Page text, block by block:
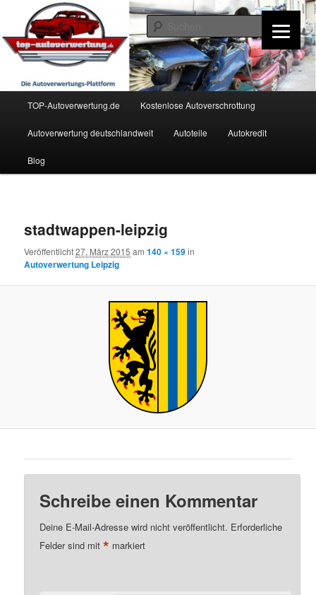
wechseln
TOP-Autoverwertung.de
TOP-Autoverwertung.de Kostenlose Autoverschrottung
Autoverwertung deutschlandweit Autoteile Autokredit
Blog
stadtwappen-leipzig
Veröffentlicht27. März 2015 am140 × 159in
Autoverwertung Leipzig
Schreibe einen Kommentar
Deine E-Mail-Adresse wird nicht veröffentlicht. Erforderliche
Felder sind mit* markiert